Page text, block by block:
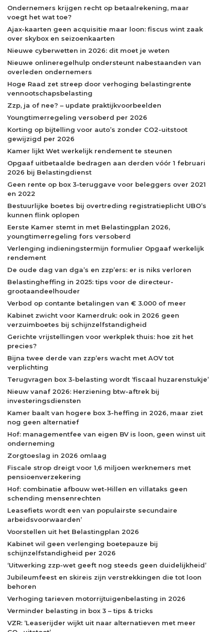
Ondernemers krijgen recht op betaalrekening, maar
voegt het wat toe?
Ajax-kaarten geen acquisitie maar loon: fiscus wint zaak
over skybox en seizoenkaarten
Nieuwe cyberwetten in 2026: dit moet je weten
Nieuwe onlineregelhulp ondersteunt nabestaanden van
overleden ondernemers
Hoge Raad zet streep door verhoging belastingrente
vennootschapsbelasting
Zzp, ja of nee? – update praktijkvoorbeelden
Youngtimerregeling versoberd per 2026
Korting op bijtelling voor auto’s zonder CO2-uitstoot
gewijzigd per 2026
Kamer lijkt Wet werkelijk rendement te steunen
Opgaaf uitbetaalde bedragen aan derden vóór 1 februari
2026 bij Belastingdienst
Geen rente op box 3-teruggave voor beleggers over 2021
en 2022
Bestuurlijke boetes bij overtreding registratieplicht UBO’s
kunnen flink oplopen
Eerste Kamer stemt in met Belastingplan 2026,
youngtimerregeling fors versoberd
Verlenging indieningstermijn formulier Opgaaf werkelijk
rendement
De oude dag van dga’s en zzp’ers: er is niks verloren
Belastingheffing in 2025: tips voor de directeur-
grootaandeelhouder
Verbod op contante betalingen van € 3.000 of meer
Kabinet zwicht voor Kamerdruk: ook in 2026 geen
verzuimboetes bij schijnzelfstandigheid
Gerichte vrijstellingen voor werkplek thuis: hoe zit het
precies?
Bijna twee derde van zzp’ers wacht met AOV tot
verplichting
Terugvragen box 3-belasting wordt ‘fiscaal huzarenstukje’
Nieuw vanaf 2026: Herziening btw-aftrek bij
investeringsdiensten
Kamer baalt van hogere box 3-heffing in 2026, maar ziet
nog geen alternatief
Hof: managementfee van eigen BV is loon, geen winst uit
onderneming
Zorgtoeslag in 2026 omlaag
Fiscale strop dreigt voor 1,6 miljoen werknemers met
pensioenverzekering
Hof: combinatie afbouw wet-Hillen en villataks geen
schending mensenrechten
Leasefiets wordt een van populairste secundaire
arbeidsvoorwaarden’
Voorstellen uit het Belastingplan 2026
Kabinet wil geen verlenging boetepauze bij
schijnzelfstandigheid per 2026
‘Uitwerking zzp-wet geeft nog steeds geen duidelijkheid’
Jubileumfeest en skireis zijn verstrekkingen die tot loon
behoren
Verhoging tarieven motorrijtuigenbelasting in 2026
Verminder belasting in box 3 – tips & tricks
VZR: ‘Leaserijder wijkt uit naar alternatieven met meer